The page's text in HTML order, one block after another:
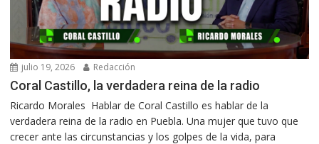
julio 19, 2026 Redacción
Coral Castillo, la verdadera reina de la radio
Ricardo Morales Hablar de Coral Castillo es hablar de la
verdadera reina de la radio en Puebla. Una mujer que tuvo que
crecer ante las circunstancias y los golpes de la vida, para